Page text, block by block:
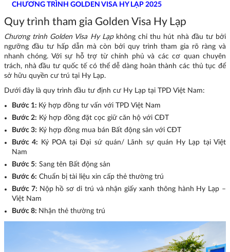
CHƯƠNG TRÌNH GOLDEN VISA HY LẠP 2025
Quy trình tham gia Golden Visa Hy Lạp
Chương trình Golden Visa Hy Lạpkhông chỉ thu hút nhà đầu tư bởi
ngưỡng đầu tư hấp dẫn mà còn bởi quy trình tham gia rõ ràng và
nhanh chóng. Với sự hỗ trợ từ chính phủ và các cơ quan chuyên
trách, nhà đầu tư quốc tế có thể dễ dàng hoàn thành các thủ tục để
sở hữu quyền cư trú tại Hy Lạp.
Dưới đây là quy trình đầu tư định cư Hy Lạp tại TPD Việt Nam:
Bước 1: Ký hợp đồng tư vấn với TPD Việt Nam
Bước 2: Ký hợp đồng đặt cọc giữ căn hộ với CĐT
Bước 3: Ký hợp đồng mua bán Bất động sản với CĐT
Bước 4:
Ký POA tại Đại sứ quán/ Lãnh sự quán Hy Lạp tại Việt
Nam
Bước 5: Sang tên Bất động sản
Bước 6: Chuẩn bị tài liệu xin cấp thẻ thường trú
Bước 7: Nộp hồ sơ di trú và nhận giấy xanh thông hành Hy Lạp –
Việt Nam
Bước 8: Nhận thẻ thường trú